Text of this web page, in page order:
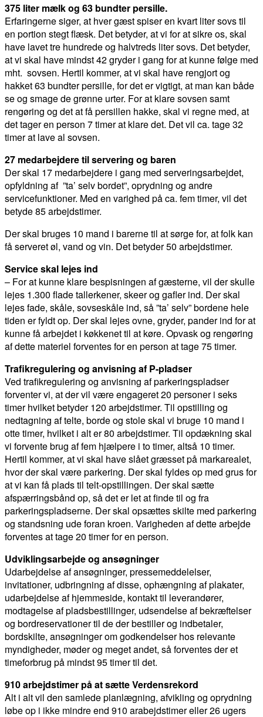
375 liter mælk og 63 bundter persille.
Erfaringerne siger, at hver gæst spiser en kvart liter sovs til
en portion stegt flæsk. Det betyder, at vi for at sikre os, skal
have lavet tre hundrede og halvtreds liter sovs. Det betyder,
at vi skal have mindst 42 gryder i gang for at kunne følge med
mht. sovsen. Hertil kommer, at vi skal have rengjort og
hakket 63 bundter persille, for det er vigtigt, at man kan både
se og smage de grønne urter. For at klare sovsen samt
rengøring og det at få persillen hakke, skal vi regne med, at
det tager en person 7 timer at klare det. Det vil ca. tage 32
timer at lave al sovsen.
27 medarbejdere til servering og baren
Der skal 17 medarbejdere i gang med serveringsarbejdet,
opfyldning af ”ta’ selv bordet”, oprydning og andre
servicefunktioner. Med en varighed på ca. fem timer, vil det
betyde 85 arbejdstimer.
Der skal bruges 10 mand i barerne til at sørge for, at folk kan
få serveret øl, vand og vin. Det betyder 50 arbejdstimer.
Service skal lejes ind
– For at kunne klare bespisningen af gæsterne, vil der skulle
lejes 1.300 flade tallerkener, skeer og gafler ind. Der skal
lejes fade, skåle, sovseskåle ind, så ”ta’ selv” bordene hele
tiden er fyldt op. Der skal lejes ovne, gryder, pander ind for at
kunne få arbejdet i køkkenet til at køre. Opvask og rengøring
af dette materiel forventes for en person at tage 75 timer.
Trafikregulering og anvisning af P-pladser
Ved trafikregulering og anvisning af parkeringspladser
forventer vi, at der vil være engageret 20 personer i seks
timer hvilket betyder 120 arbejdstimer. Til opstilling og
nedtagning af telte, borde og stole skal vi bruge 10 mand i
otte timer, hvilket i alt er 80 arbejdstimer. Til opdækning skal
vi forvente brug af fem hjælpere i to timer, altså 10 timer.
Hertil kommer, at vi skal have slået græsset på markarealet,
hvor der skal være parkering. Der skal fyldes op med grus for
at vi kan få plads til telt-opstillingen. Der skal sætte
afspærringsbånd op, så det er let at finde til og fra
parkeringspladserne. Der skal opsættes skilte med parkering
og standsning ude foran kroen. Varigheden af dette arbejde
forventes at tage 20 timer for en person.
Udviklingsarbejde og ansøgninger
Udarbejdelse af ansøgninger, pressemeddelelser,
invitationer, udbringning af disse, ophængning af plakater,
udarbejdelse af hjemmeside, kontakt til leverandører,
modtagelse af pladsbestillinger, udsendelse af bekræftelser
og bordreservationer til de der bestiller og indbetaler,
bordskilte, ansøgninger om godkendelser hos relevante
myndigheder, møder og meget andet, så forventes der et
timeforbrug på mindst 95 timer til det.
910 arbejdstimer på at sætte Verdensrekord
Alt i alt vil den samlede planlægning, afvikling og oprydning
løbe op i ikke mindre end 910 arabejdstimer eller 26 ugers